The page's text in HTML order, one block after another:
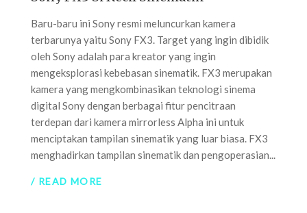
Baru-baru ini Sony resmi meluncurkan kamera
terbarunya yaitu Sony FX3. Target yang ingin dibidik
oleh Sony adalah para kreator yang ingin
mengeksplorasi kebebasan sinematik. FX3 merupakan
kamera yang mengkombinasikan teknologi sinema
digital Sony dengan berbagai fitur pencitraan
terdepan dari kamera mirrorless Alpha ini untuk
menciptakan tampilan sinematik yang luar biasa. FX3
menghadirkan tampilan sinematik dan pengoperasian...
/ READ MORE